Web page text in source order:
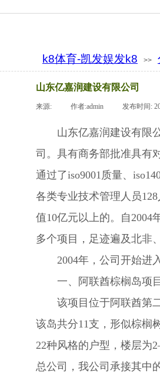
k8体育-凯发娱发k8 >>
山东亿嘉润建设有限公司
来源: 作者:admin 发布时间:
山东亿嘉润建设有限公
司。具有商务部批准具有
通过了iso9001质量、
各类专业技术管理人员
值10亿元以上的。自2004
多个项目，足迹遍及北非
2004年，公司开始进入
一、阿联酋棕榈岛项
该项目位于阿联酋第二
该岛共分11支，形似棕榈
22种风格的户型，楼层为
总公司，我公司承接其中